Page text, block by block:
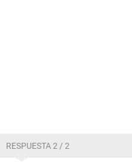
RESPUESTA 2 / 2